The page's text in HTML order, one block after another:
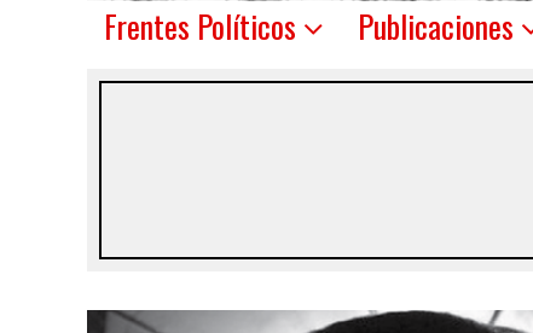
Frentes Políticos Publicaciones